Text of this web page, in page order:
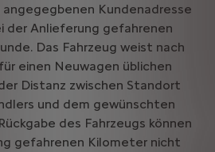
Kundenadresse
der Anlieferung gefahrenen
Das Fahrzeug weist nach
einen Neuwagen üblichen
Distanz zwischen Standort
und dem gewünschten
des Fahrzeugs können
gefahrenen Kilometer nicht